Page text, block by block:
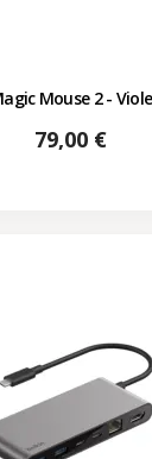
Mouse 2 -
Preis
79,00 €